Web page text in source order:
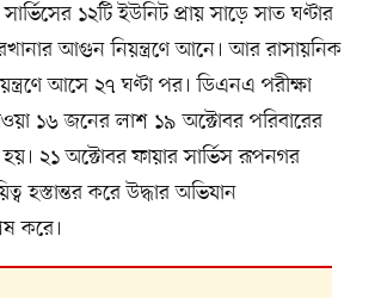
১২টি ইউনিট প্রায় সাড়ে সাত ঘণ্টার
আগুন নিয়ন্ত্রণে আনে। আর রাসায়নিক
আসে ২৭ ঘণ্টা পর। ডিএনএ পরীক্ষা
১৬ জনের লাশ ১৯ অক্টোবর পরিবারের
হয়। ২১ অক্টোবর ফায়ার সার্ভিস রূপনগর
হস্তান্তর করে উদ্ধার অভিযান
করে।